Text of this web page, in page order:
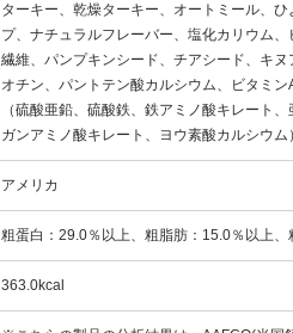
ターキー、乾燥ターキー、オートミール、
プ、ナチュラルフレーバー、塩化カリウム
繊維、パンプキンシード、チアシード、キ
オチン、パントテン酸カルシウム、ビタミ
（硫酸亜鉛、硫酸鉄、鉄アミノ酸キレート
ガンアミノ酸キレート、ヨウ素酸カルシウ
アメリカ
粗蛋白：29.0％以上、粗脂肪：15.0％以上
363.0kcal